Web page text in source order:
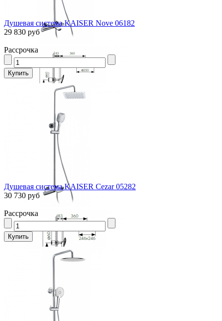
Душевая система KAISER Nove 06182
29 830 руб
Рассрочка
Душевая система KAISER Cezar 05282
30 730 руб
Рассрочка